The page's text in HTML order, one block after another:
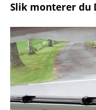
Slik monterer du